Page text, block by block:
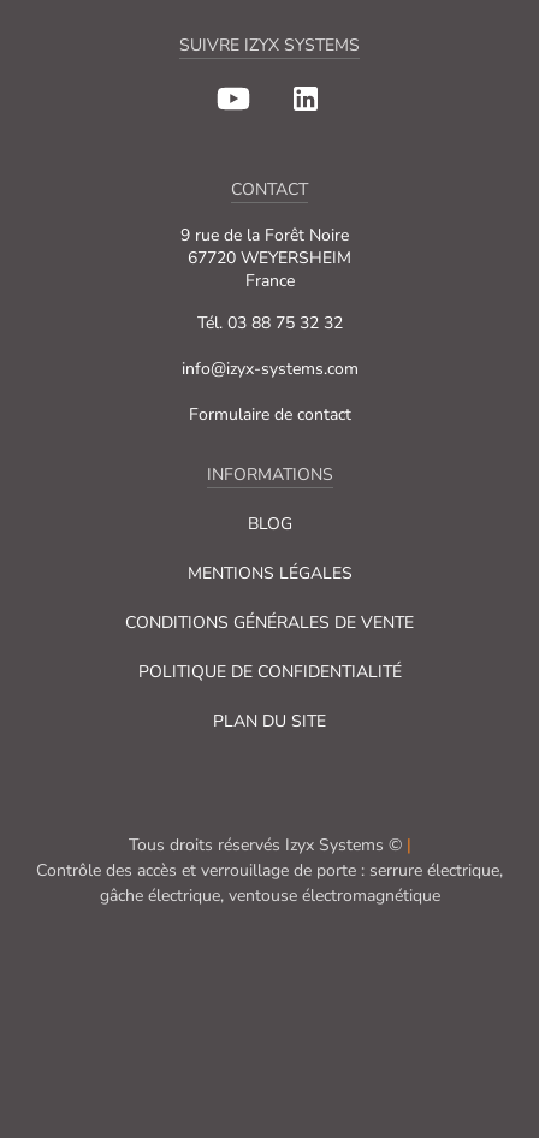
SUIVRE IZYX SYSTEMS
CONTACT
9 rue de la Forêt Noire
67720 WEYERSHEIM
France
Tél. 03 88 75 32 32
info@izyx-systems.com
Formulaire de contact
INFORMATIONS
BLOG
MENTIONS LÉGALES
CONDITIONS GÉNÉRALES DE VENTE
POLITIQUE DE CONFIDENTIALITÉ
PLAN DU SITE
Tous droits réservés Izyx Systems © |
Contrôle des accès et verrouillage de porte : serrure électrique,
gâche électrique, ventouse électromagnétique